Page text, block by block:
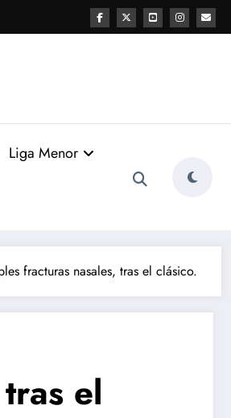
Liga Menor
fracturas nasales, tras el clásico.
el